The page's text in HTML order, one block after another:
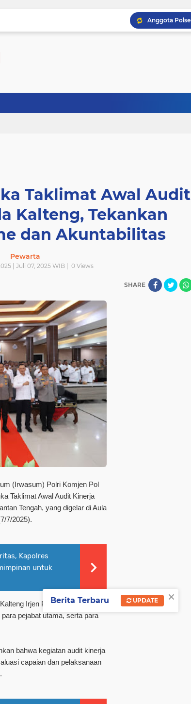
Taklimat Awal Audit
Kalteng, Tekankan
dan Akuntabilitas
Pewarta
| Juli 07, 2025 WIB | 0Views
SHARE
(Irwasum) Polri Komjen Pol
Taklimat Awal Audit Kinerja
Tengah, yang digelar di Aula
7/2025).
Kapolres
untuk
Irjen Pol Iwan Kurniawan,
pejabat utama, serta para
bahwa kegiatan audit kinerja
capaian dan pelaksanaan
×
Berita Terbaru UPDATE